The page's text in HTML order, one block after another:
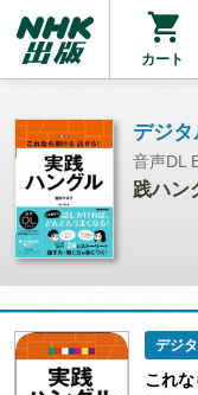
カート
デジ
音声DL
践ハン
デジ
これ